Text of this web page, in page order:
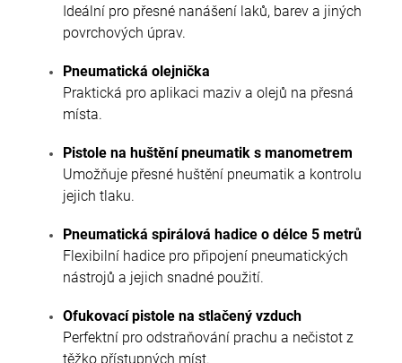
Ideální pro přesné nanášení laků, barev a jiných
povrchových úprav.
Pneumatická olejnička
Praktická pro aplikaci maziv a olejů na přesná
místa.
Pistole na huštění pneumatik s manometrem
Umožňuje přesné huštění pneumatik a kontrolu
jejich tlaku.
Pneumatická spirálová hadice o délce 5 metrů
Flexibilní hadice pro připojení pneumatických
nástrojů a jejich snadné použití.
Ofukovací pistole na stlačený vzduch
Perfektní pro odstraňování prachu a nečistot z
těžko přístupných míst.